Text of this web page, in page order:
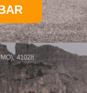
41028